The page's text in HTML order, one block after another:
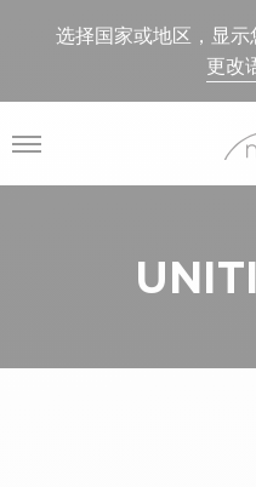
选择国家或地区，显示
更改
打开菜单